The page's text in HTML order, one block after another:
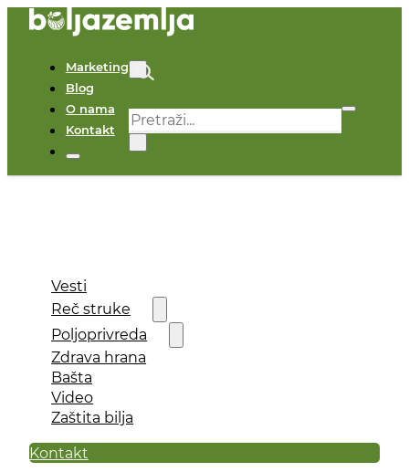
Marketing
Blog
O nama
Kontakt
Pretraga
Vesti
Reč struke
Poljoprivreda
Zdrava hrana
Bašta
Video
Zaštita bilja
Kontakt